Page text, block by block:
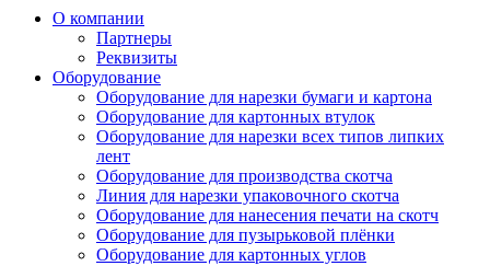
О компании
Партнеры
Реквизиты
Оборудование
Оборудование для нарезки бумаги и картона
Оборудование для картонных втулок
Оборудование для нарезки всех типов липких
лент
Оборудование для производства скотча
Линия для нарезки упаковочного скотча
Оборудование для нанесения печати на скотч
Оборудование для пузырьковой плёнки
Оборудование для картонных углов